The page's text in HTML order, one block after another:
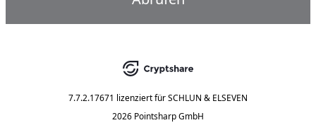
7.7.2.17671 lizenziert fürSCHLUN & ELSEVEN
2026 Pointsharp GmbH